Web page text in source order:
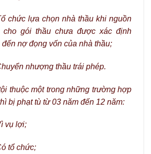
chức lựa chọn nhà thầu khi nguồn
cho gói thầu chưa được xác định
đến nợ đọng vốn của nhà thầu;
nhượng thầu trái phép.
thuộc một trong những trường hợp
bị phạt tù từ 03 năm đến 12 năm:
vụ lợi;
tổ chức;